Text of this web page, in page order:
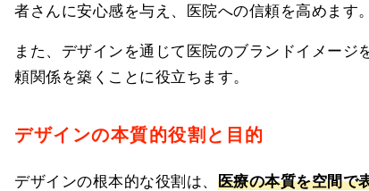
者さんに安心感を与え、医院への信頼を高めます。
また、デザインを通じて医院のブランドイメー
頼関係を築くことに役立ちます。
デザインの本質的役割と目的
デザインの根本的な役割は、 医療の本質を空間で